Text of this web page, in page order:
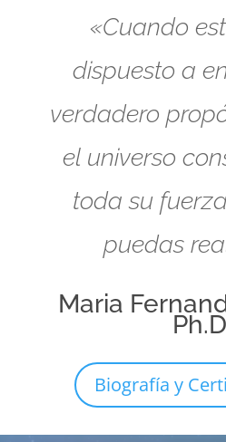
«Cuando
dispuesto a
verdadero
el universo
toda su
puedas
Maria
Ph.D
Biografía y